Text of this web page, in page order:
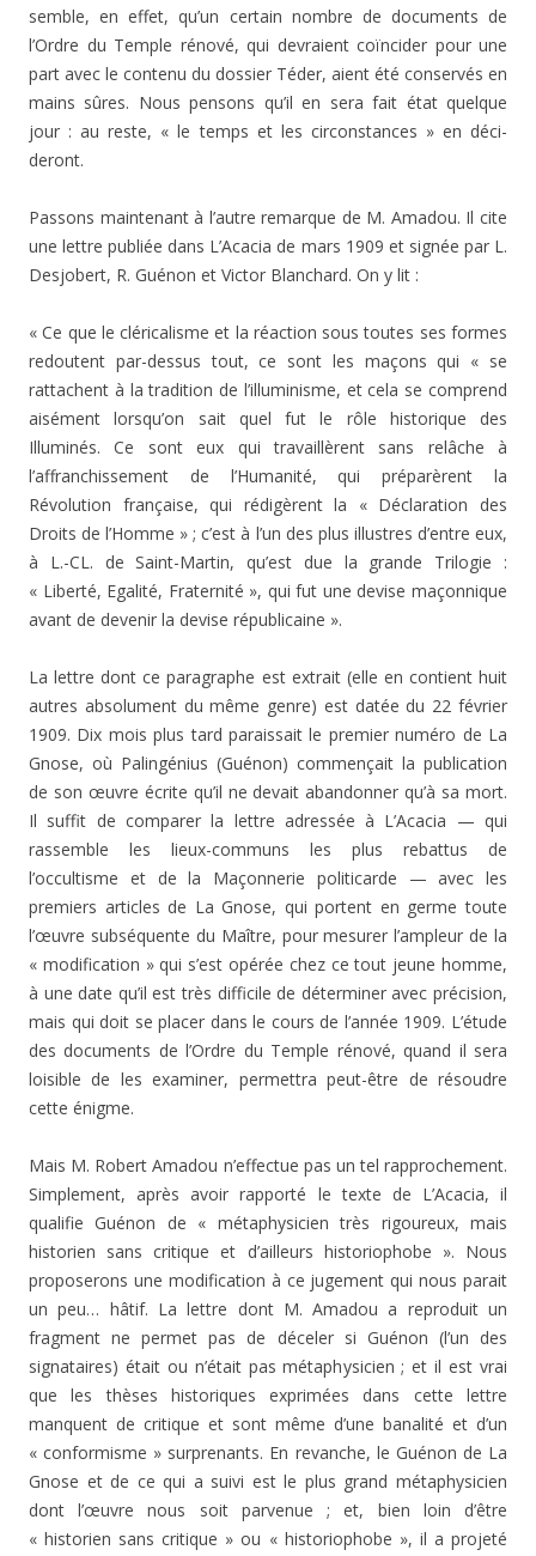
semble, en effet, qu’un certain nombre de documents de
l’Ordre du Temple rénové, qui devraient coïncider pour une
part avec le contenu du dossier Téder, aient été conservés en
mains sûres. Nous pensons qu’il en sera fait état quelque
jour : au reste, « le temps et les circonstances » en déci­
deront.
Passons maintenant à l’autre remarque de M. Amadou. Il cite
une lettre publiée dans L’Acacia de mars 1909 et signée par L.
Desjobert, R. Guénon et Victor Blanchard. On y lit :
« Ce que le cléricalisme et la réaction sous toutes ses formes
redoutent par-dessus tout, ce sont les maçons qui « se
rattachent à la tradition de l’illuminisme, et cela se comprend
aisément lorsqu’on sait quel fut le rôle historique des
Illuminés. Ce sont eux qui travaillèrent sans relâche à
l’affranchissement de l’Humanité, qui préparèrent la
Révolution française, qui rédigèrent la « Déclaration des
Droits de l’Homme » ; c’est à l’un des plus illustres d’entre eux,
à L.-CL. de Saint-Martin, qu’est due la grande Trilogie :
« Liberté, Egalité, Fraternité », qui fut une devise maçonnique
avant de devenir la devise républicaine ».
La lettre dont ce paragraphe est extrait (elle en contient huit
autres absolument du même genre) est datée du 22 février
1909. Dix mois plus tard paraissait le premier numéro de La
Gnose, où Palingénius (Guénon) commen­çait la publication
de son œuvre écrite qu’il ne devait abandonner qu’à sa mort.
Il suffit de comparer la lettre adressée à L’Acacia — qui
rassemble les lieux-communs les plus rebattus de
l’occultisme et de la Maçonnerie politicar­de — avec les
premiers articles de La Gnose, qui portent en germe toute
l’œuvre subséquente du Maître, pour me­surer l’ampleur de la
« modification » qui s’est opérée chez ce tout jeune homme,
à une date qu’il est très difficile de déterminer avec précision,
mais qui doit se placer dans le cours de l’année 1909. L’étude
des documents de l’Ordre du Temple rénové, quand il sera
loisible de les examiner, permettra peut-être de résoudre
cette énigme.
Mais M. Robert Amadou n’effectue pas un tel rapprochement.
Simplement, après avoir rapporté le texte de L’Acacia, il
qualifie Guénon de « métaphysicien très ri­goureux, mais
historien sans critique et d’ailleurs historiophobe ». Nous
proposerons une modification à ce ju­gement qui nous parait
un peu… hâtif. La lettre dont M. Amadou a reproduit un
fragment ne permet pas de déceler si Guénon (l’un des
signataires) était ou n’était pas mé­taphysicien ; et il est vrai
que les thèses historiques expri­mées dans cette lettre
manquent de critique et sont même d’une banalité et d’un
« conformisme » surprenants. En revanche, le Guénon de La
Gnose et de ce qui a suivi est le plus grand métaphysicien
dont l’œuvre nous soit parvenue ; et, bien loin d’être
« historien sans critique » ou « historiophobe », il a projeté